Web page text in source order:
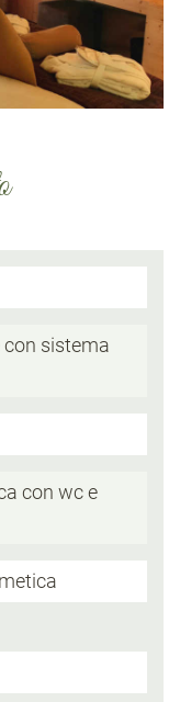
con sistema
con wc e